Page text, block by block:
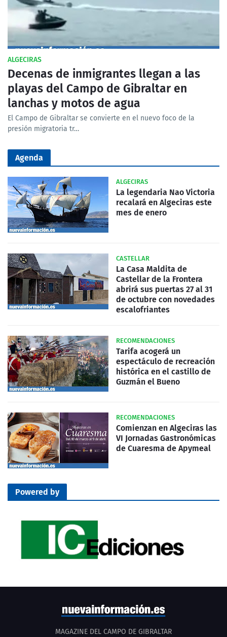
ALGECIRAS
Decenas de inmigrantes llegan a las
playas del Campo de Gibraltar en
lanchas y motos de agua
El Campo de Gibraltar se convierte en el nuevo foco de la
presión migratoria tr…
Agenda
ALGECIRAS
La legendaria Nao Victoria
recalará en Algeciras este
mes de enero
CASTELLAR
La Casa Maldita de
Castellar de la Frontera
abrirá sus puertas 27 al 31
de octubre con novedades
escalofriantes
RECOMENDACIONES
Tarifa acogerá un
espectáculo de recreación
histórica en el castillo de
Guzmán el Bueno
RECOMENDACIONES
Comienzan en Algeciras las
VI Jornadas Gastronómicas
de Cuaresma de Apymeal
Powered by
MAGAZINE DEL CAMPO DE GIBRALTAR